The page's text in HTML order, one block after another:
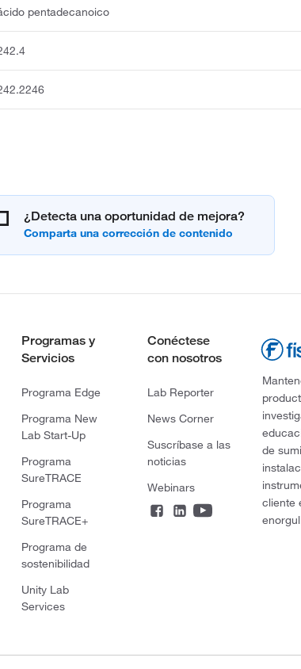
pentadecanoico
¿Detecta una oportunidad de mejora?
Programas y
Servicios
Programa Edge
Programa New
Lab Start-Up
Programa
SureTRACE
Programa
SureTRACE+
Programa de
sostenibilidad
Unity Lab
Services
Conéctese
con nosotros
Lab Reporter
News Corner
Suscríbase a las
noticias
Webinars
de
cliente